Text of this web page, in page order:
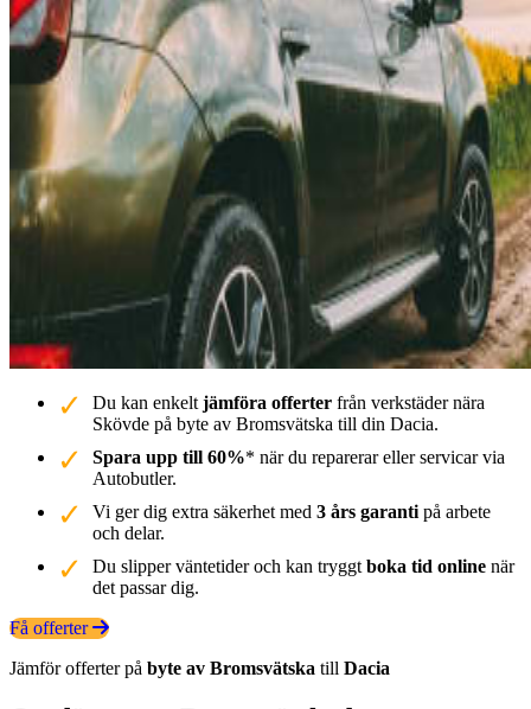
Du kan enkelt jämföra offerter från verkstäder nära
Skövde på byte av Bromsvätska till din Dacia.
Spara upp till 60%* när du reparerar eller servicar via
Autobutler.
Vi ger dig extra säkerhet med 3 års garanti på arbete
och delar.
Du slipper väntetider och kan tryggt boka tid online när
det passar dig.
Få offerter
Jämför offerter på byte av Bromsvätska till Dacia